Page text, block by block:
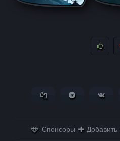
Копировать ссылку
Поделиться
Спонсоры Добавить